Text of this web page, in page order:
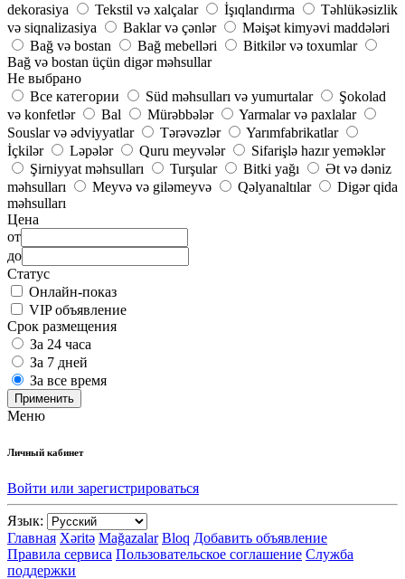
dekorasiya
Tekstil və xalçalar İşıqlandırma
Təhlükəsizlik
və siqnalizasiya
Baklar və çənlər
Məişət kimyəvi maddələri
Bağ və bostan
Bağ mebelləri
Bitkilər və toxumlar
Bağ və bostan üçün digər məhsullar
Не выбрано
Все категории
Süd məhsulları və yumurtalar
Şokolad
və konfetlər
Bal Mürəbbələr
Yarmalar və paxlalar
Souslar və ədviyyatlar
Tərəvəzlər
Yarımfabrikatlar
İçkilər
Ləpələr Quru meyvələr
Sifarişlə hazır yeməklər
Şirniyyat məhsulları
Turşular Bitki yağı
Ət və dəniz
məhsulları
Meyvə və giləmeyvə Qəlyanaltılar
Digər qida
məhsulları
Цена
от
до
Статус
Онлайн-показ
VIP объявление
Срок размещения
За 24 часа
За 7 дней
За все время
Применить
Меню
Личный кабинет
Войти или зарегистрироваться
Язык:
Главная Xəritə Mağazalar Bloq Добавить объявление
Правила сервиса Пользовательское соглашение Служба
поддержки